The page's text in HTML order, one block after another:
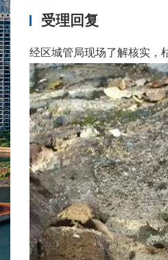
受理回复
经区城管局现场了解核实，